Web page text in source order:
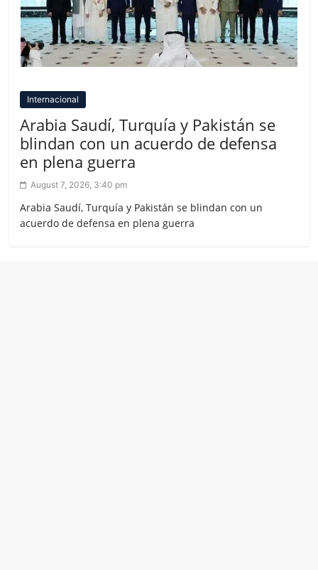
Internacional
Arabia Saudí, Turquía y Pakistán se
blindan con un acuerdo de defensa
en plena guerra
August 7, 2026, 3:40 pm
Arabia Saudí, Turquía y Pakistán se blindan con un
acuerdo de defensa en plena guerra